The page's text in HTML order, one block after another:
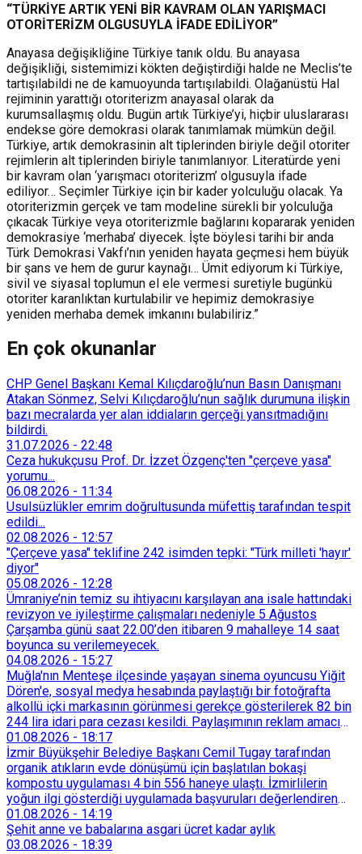
“TÜRKİYE ARTIK YENİ BİR KAVRAM OLAN YARIŞMACI
OTORİTERİZM OLGUSUYLA İFADE EDİLİYOR”
Anayasa değişikliğine Türkiye tanık oldu. Bu anayasa
değişikliği, sistemimizi kökten değiştirdiği halde ne Meclis’te
tartışılabildi ne de kamuoyunda tartışılabildi. Olağanüstü Hal
rejiminin yarattığı otoriterizm anayasal olarak da
kurumsallaşmış oldu. Bugün artık Türkiye’yi, hiçbir uluslararası
endekse göre demokrasi olarak tanımlamak mümkün değil.
Türkiye, artık demokrasinin alt tiplerinden biriyle değil otoriter
rejimlerin alt tiplerinden biriyle tanımlanıyor. Literatürde yeni
bir kavram olan ‘yarışmacı otoriterizm’ olgusuyla ifade
ediliyor… Seçimler Türkiye için bir kader yolculuğu olacak. Ya
otoriterizmin gerçek ve tam modeline sürekli bir yolculuğa
çıkacak Türkiye veya otoriterizmle bağlarını kopararak yeniden
demokrasiye ‘merhaba’ diyecek. İşte böylesi tarihi bir anda
Türk Demokrasi Vakfı’nın yeniden hayata geçmesi hem büyük
bir şans ve hem de gurur kaynağı… Ümit ediyorum ki Türkiye,
sivil ve siyasal toplumun el ele vermesi suretiyle bugünkü
otoriter karanlıktan kurtulabilir ve hepimiz demokrasiye
yeniden merhaba demek imkanını bulabiliriz.”
En çok okunanlar
CHP Genel Başkanı Kemal Kılıçdaroğlu’nun Basın Danışmanı
Atakan Sönmez, Selvi Kılıçdaroğlu’nun sağlık durumuna ilişkin
bazı mecralarda yer alan iddiaların gerçeği yansıtmadığını
bildirdi.
31.07.2026 - 22:48
Ceza hukukçusu Prof. Dr. İzzet Özgenç'ten "çerçeve yasa"
yorumu...
06.08.2026 - 11:34
Usulsüzlükler emrim doğrultusunda müfettiş tarafından tespit
edildi...
02.08.2026 - 12:57
"Çerçeve yasa" teklifine 242 isimden tepki: "Türk milleti 'hayır'
diyor"
05.08.2026 - 12:28
Ümraniye’nin temiz su ihtiyacını karşılayan ana isale hattındaki
revizyon ve iyileştirme çalışmaları nedeniyle 5 Ağustos
Çarşamba günü saat 22.00’den itibaren 9 mahalleye 14 saat
boyunca su verilemeyecek.
04.08.2026 - 15:27
Muğla'nın Menteşe ilçesinde yaşayan sinema oyuncusu Yiğit
Dören'e, sosyal medya hesabında paylaştığı bir fotoğrafta
alkollü içki markasının görünmesi gerekçe gösterilerek 82 bin
244 lira idari para cezası kesildi. Paylaşımının reklam amacı
taşımadığını savunan Dören, cezanın iptali için yargıya
başvurdu.
01.08.2026 - 18:17
İzmir Büyükşehir Belediye Başkanı Cemil Tugay tarafından
organik atıkların evde dönüşümü için başlatılan bokaşi
kompostu uygulaması 4 bin 556 haneye ulaştı. İzmirlilerin
yoğun ilgi gösterdiği uygulamada başvuruları değerlendiren
Tarımsal Hizmetler Dairesi Başkanlığı, farklı ilçelerde toplam
128 bokaşi kompost eğitimi düzenleyerek İzmirlileri
sürdürülebilir atık yönetimi sistemine dahil etti.
01.08.2026 - 14:19
Şehit anne ve babalarına asgari ücret kadar aylık
03.08.2026 - 18:39